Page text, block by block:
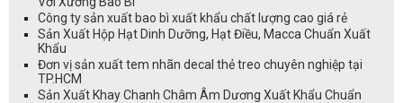
Công ty sản xuất bao bì xuất khẩu chất lượng cao giá rẻ
Sản Xuất Hộp Hạt Dinh Dưỡng, Hạt Điều, Macca Chuẩn Xuất
Khẩu
Đơn vị sản xuất tem nhãn decal thẻ treo chuyên nghiệp tại
TP.HCM
Sản Xuất Khay Chanh Châm Âm Dương Xuất Khẩu Chuẩn